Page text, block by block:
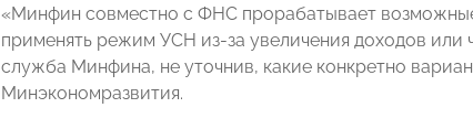
«Минфин совместно с ФНС прорабатывает
применять режим УСН из-за увеличения доходов
служба Минфина, не уточнив, какие конкретно
Минэкономразвития.